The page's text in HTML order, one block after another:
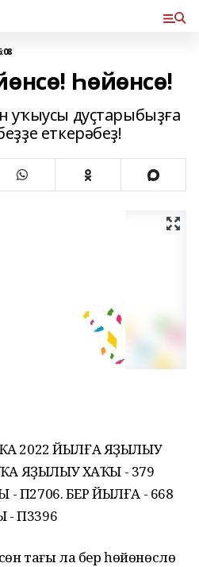
Һөйөнсө!
уҡыусы дуҫтарыбыҙға
еткерәбеҙ!
2022 ЙЫЛҒА ЯҘЫЛЫУ
ЯҘЫЛЫУ ХАҠЫ - 379
П2706. БЕР ЙЫЛҒА - 668
П3396
тағы ла бер һөйөнөслө